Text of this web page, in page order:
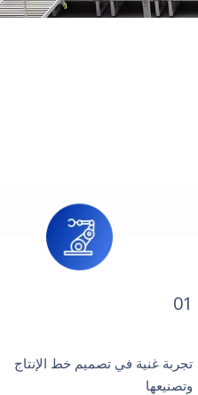
01
تجربة غنية في تصميم خط الإنتاج
وتصنيعها